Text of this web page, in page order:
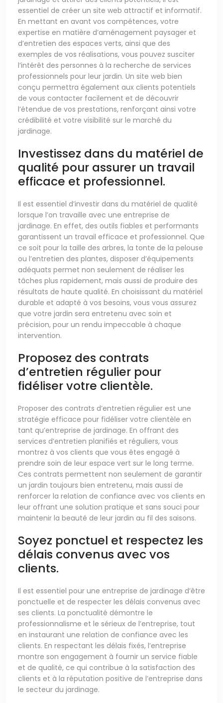
essentiel de créer un site web attractif et informatif.
En mettant en avant vos compétences, votre
expertise en matière d’aménagement paysager et
d’entretien des espaces verts, ainsi que des
exemples de vos réalisations, vous pouvez susciter
l’intérêt des personnes à la recherche de services
professionnels pour leur jardin. Un site web bien
conçu permettra également aux clients potentiels
de vous contacter facilement et de découvrir
l’étendue de vos prestations, renforçant ainsi votre
crédibilité et votre visibilité sur le marché du
jardinage.
Investissez dans du matériel de
qualité pour assurer un travail
efficace et professionnel.
Il est essentiel d’investir dans du matériel de qualité
lorsque l’on travaille avec une entreprise de
jardinage. En effet, des outils fiables et performants
garantissent un travail efficace et professionnel. Que
ce soit pour la taille des arbres, la tonte de la pelouse
ou l’entretien des plantes, disposer d’équipements
adéquats permet non seulement de réaliser les
tâches plus rapidement, mais aussi de produire des
résultats de haute qualité. En choisissant du matériel
durable et adapté à vos besoins, vous vous assurez
que votre jardin sera entretenu avec soin et
précision, pour un rendu impeccable à chaque
intervention.
Proposez des contrats
d’entretien régulier pour
fidéliser votre clientèle.
Proposer des contrats d’entretien régulier est une
stratégie efficace pour fidéliser votre clientèle en
tant qu’entreprise de jardinage. En offrant des
services d’entretien planifiés et réguliers, vous
montrez à vos clients que vous êtes engagé à
prendre soin de leur espace vert sur le long terme.
Ces contrats permettent non seulement de garantir
un jardin toujours bien entretenu, mais aussi de
renforcer la relation de confiance avec vos clients en
leur offrant une solution pratique et sans souci pour
maintenir la beauté de leur jardin au fil des saisons.
Soyez ponctuel et respectez les
délais convenus avec vos
clients.
Il est essentiel pour une entreprise de jardinage d’être
ponctuelle et de respecter les délais convenus avec
ses clients. La ponctualité démontre le
professionnalisme et le sérieux de l’entreprise, tout
en instaurant une relation de confiance avec les
clients. En respectant les délais fixés, l’entreprise
montre son engagement à fournir un service fiable
et de qualité, ce qui contribue à la satisfaction des
clients et à la réputation positive de l’entreprise dans
le secteur du jardinage.